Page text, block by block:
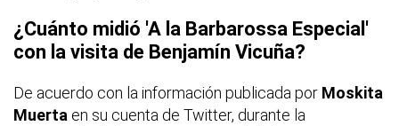
¿Cuánto midió 'A la Barbarossa Especial'
con la visita de Benjamín Vicuña?
De acuerdo con la información publicada por Moskita
Muerta en su cuenta de Twitter, durante la